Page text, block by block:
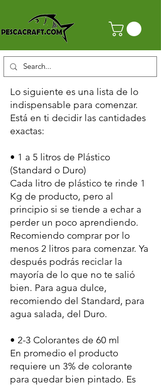
Lo siguiente es una lista de lo
indispensable para comenzar.
Está en ti decidir las cantidades
exactas:
• 1 a 5 litros de Plástico
(Standard o Duro)
Cada litro de plástico te rinde 1
Kg de producto, pero al
principio si se tiende a echar a
perder un poco aprendiendo.
Recomiendo comprar por lo
menos 2 litros para comenzar. Ya
después podrás reciclar la
mayoría de lo que no te salió
bien. Para agua dulce,
recomiendo del Standard, para
agua salada, del Duro.
• 2-3 Colorantes de 60 ml
En promedio el producto
requiere un 3% de colorante
para quedar bien pintado. Es